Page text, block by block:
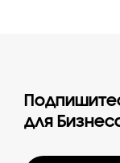
для